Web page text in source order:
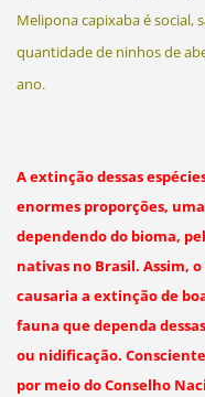
Melipona capixaba é social,
quantidade de ninhos de
ano.
A extinção dessas
enormes proporções,
dependendo do bioma,
nativas no Brasil. Assim,
causaria a extinção de
fauna que dependa
ou nidificação.
por meio do Conselho